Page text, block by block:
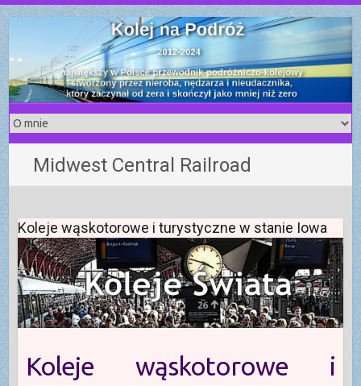
S
k
i
p
t
o
c
o
n
t
e
n
t
Midwest Central Railroad
Koleje wąskotorowe i turystyczne w stanie Iowa
Koleje wąskotorowe i